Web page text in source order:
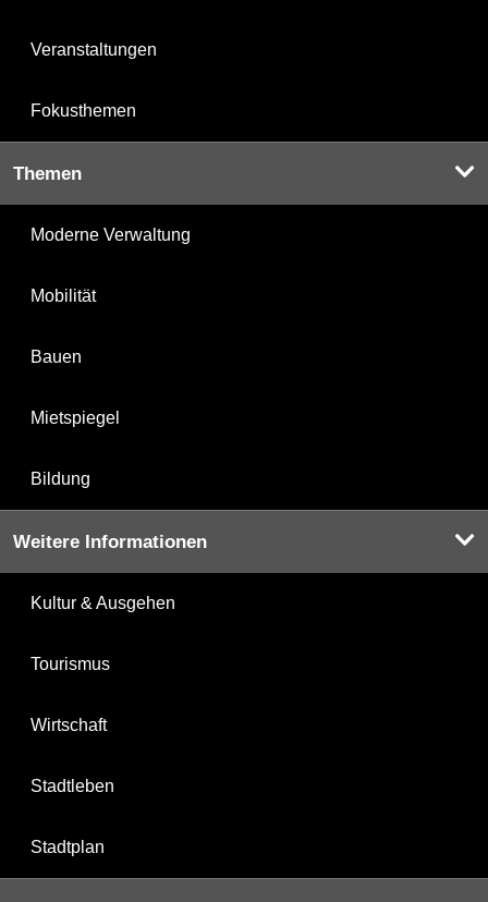
Veranstaltungen
Fokusthemen
Themen
Moderne Verwaltung
Mobilität
Bauen
Mietspiegel
Bildung
Weitere Informationen
Kultur & Ausgehen
Tourismus
Wirtschaft
Stadtleben
Stadtplan